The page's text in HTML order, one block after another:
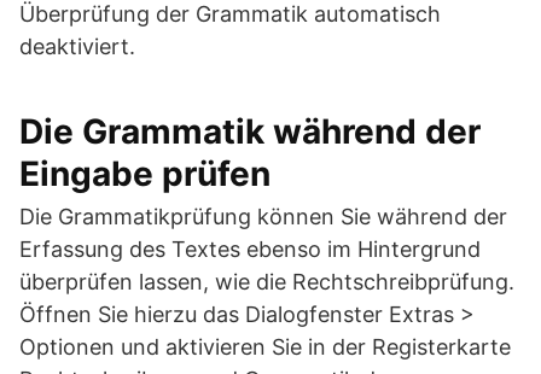
Überprüfung der Grammatik automatisch
deaktiviert.
Die Grammatik während der
Eingabe prüfen
Die Grammatikprüfung können Sie während der
Erfassung des Textes ebenso im Hintergrund
überprüfen lassen, wie die Rechtschreibprüfung.
Öffnen Sie hierzu das Dialogfenster Extras >
Optionen und aktivieren Sie in der Registerkarte